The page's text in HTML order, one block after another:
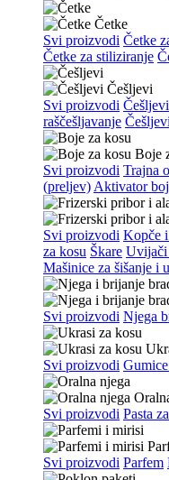
Četke
Svi proizvodi Četke
Četke za stiliziranje
Češljevi
Svi proizvodi
raščešljavanje
Boje
Svi proizvodi Trajna
(preljev) Aktivator
Svi proizvodi Kopče
za kosu Škare Uvijači
Mašinice za šišanje i
Svi proizvodi Njega
Svi proizvodi
Svi proizvodi Pasta
Svi proizvodi Parfem